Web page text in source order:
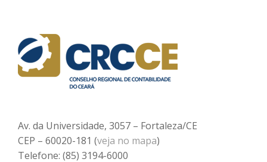
Av. da Universidade, 3057 – Fortaleza/CE
CEP – 60020-181 (veja no mapa)
Telefone: (85) 3194-6000